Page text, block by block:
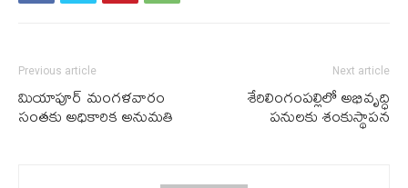
Previous article
మియాపూర్ మంగళవారం
సంతకు అధికారిక అనుమతి
Next article
శేరిలింగంపల్లిలో అభివృద్ధి
పనులకు శంకుస్థాపన